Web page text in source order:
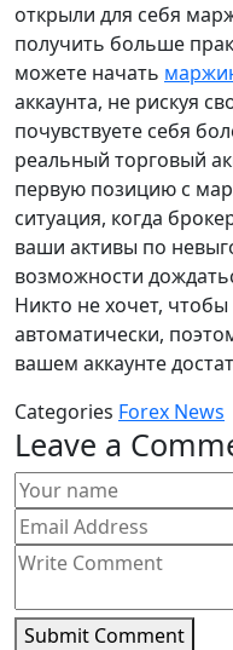
открыли для себя
получить больше
можете начать
аккаунта, не рискуя
почувствуете себя
реальный торговый
первую позицию с
ситуация, когда
ваши активы по
возможности
Никто не хочет,
автоматически,
вашем аккаунте
Categories Forex News
Leave a
Submit Comment